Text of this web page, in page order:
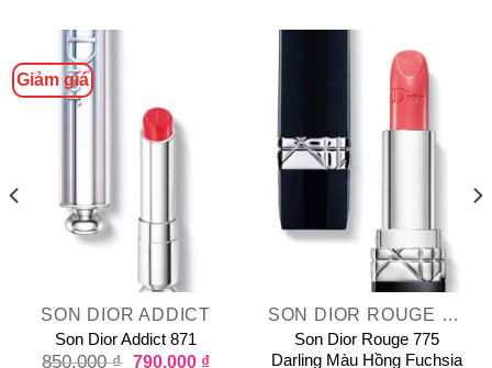
Giảm giá
SON DIOR ADDICT
Son Dior Addict 871
850.000₫ 790.000 ₫
SON DIOR ROUGE DIOR
Son Dior Rouge 775
Darling Màu Hồng Fuchsia